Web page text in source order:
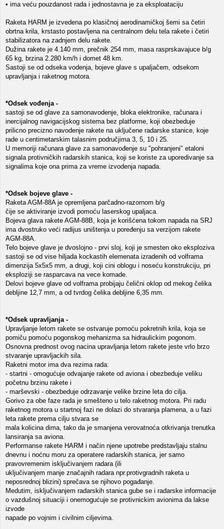
• ima veću pouzdanost rada i jednostavna je za eksploataciju
Raketa HARM je izvedena po klasičnoj aerodinamičkoj šemi sa četiri
obrtna krila, krstasto postavljena na centralnom delu tela rakete i četiri
stabilizatora na zadnjem delu rakete.
Dužina rakete je 4.140 mm, prečnik 254 mm, masa rasprskavajuce b/g
65 kg, brzina 2.280 km/h i domet 48 km.
Sastoji se od odseka vodenja, bojeve glave s upaljačem, odsekom
upravljanja i raketnog motora.
*Odsek vođenja -
sastoji se od glave za samonavodenje, bloka elektronike, računara i
inercijalnog navigacijskog sistema bez platforme, koji obezbeduje
prilicno precizno navodenje rakete na uključene radarske stanice, koje
rade u centimetarskim talasnim područjima 3, 5, 10 i 25.
U memoriji računara glave za samonavođenje su "pohranjeni" etaloni
signala protivničkih radarskih stanica, koji se koriste za uporedivanje sa
signalima koje ona prima za vreme izvodenja napada.
*Odsek bojeve glave -
Raketa AGM-88A je opremljena parčadno-razornom b/g
čije se aktiviranje izvodi pomoću laserskog upaljaca.
Bojeva glava rakete AGM-88B, koja je korišćena tokom napada na SRJ
ima dvostruko veći radijus uništenja u poređenju sa verzijom rakete
AGM-88A.
Telo bojeve glave je dvoslojno - prvi sloj, koji je smesten oko eksploziva
sastoji se od vise hiljada kockastih elemenata izradenih od volframa
dimenzija 5x5x5 mm, a drugi, koji cini oblogu i noseću konstrukciju, pri
eksploziji se rasparcava na vece komade.
Delovi bojeve glave od volframa probijaju čelični oklop od mekog čelika
debljine 12,7 mm, a od tvrdog čelika debljine 6,35 mm.
*Odsek upravljanja -
Upravljanje letom rakete se ostvaruje pomoću pokretnih krila, koja se
pomiču pomoću pogonskog mehanizma sa hidraulickim pogonom.
Osnovna prednost ovog nacina upravljanja letom rakete jeste vrlo brzo
stvaranje upravljackih sila.
Raketni motor ima dva rezima rada:
- startni - omogućuje odvajanje rakete od aviona i obezbeduje veliku
početnu brzinu rakete i
- marševski - obezbeduje odrzavanje velike brzine leta do cilja.
Gorivo za obe faze rada je smešteno u telo raketnog motora. Pri radu
raketnog motora u startnoj fazi ne dolazi do stvaranja plamena, a u fazi
leta rakete prema cilju stvara se
mala kolicina dima, tako da je smanjena verovatnoća otkrivanja trenutka
lansiranja sa aviona.
Performanse rakete HARM i način njene upotrebe predstavljaju stalnu
dnevnu i noćnu moru za operatere radarskih stanica, jer samo
pravovremenim isključivanjem radara (ili
uključivanjem manje značajnih radara npr.protivgradnih raketa u
neposrednoj blizini) sprečava se njihovo pogađanje.
Medutim, isključivanjem radarskih stanica gube se i radarske informacije
o vazdušnoj situaciji i onemogućuje se protivnickim avionima da lakse
izvode
napade po vojnim i civilnim ciljevima.